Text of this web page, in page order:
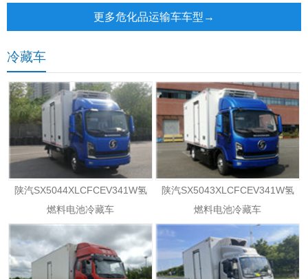
更多危化品运输车车型→
冷藏车
陕汽SX5044XLCFCEV341W氢
燃料电池冷藏车
陕汽SX5043XLCFCEV341W氢
燃料电池冷藏车